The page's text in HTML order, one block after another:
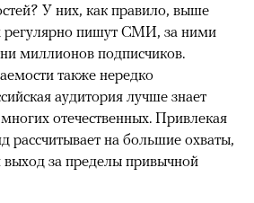
У них, как правило, выше
регулярно пишут СМИ, за ними
миллионов подписчиков.
также нередко
аудитория лучше знает
отечественных. Привлекая
рассчитывает на большие охваты,
выход за пределы привычной